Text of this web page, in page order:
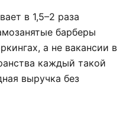
в 1,5–2 раза
барберы
а не вакансии в
каждый такой
выручка без